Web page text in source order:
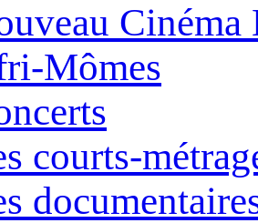
Cinéma
Mômes
courts-